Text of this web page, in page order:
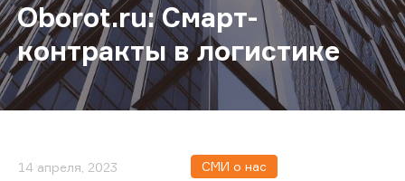
Oborot.ru: Смарт-
контракты в логистике
14 апреля, 2023 СМИ о нас